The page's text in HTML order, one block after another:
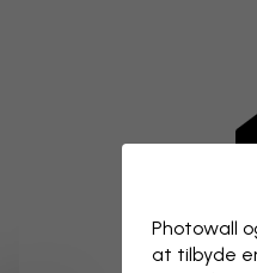
Photowall
at tilbyde